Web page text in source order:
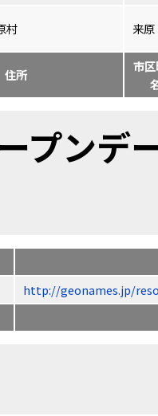
村 来原
住所
市
プン
http://geonames.jp/